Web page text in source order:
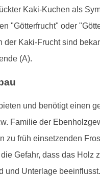
Kaki-Kuchen als
"Götterfrucht" oder
der Kaki-Frucht sind
(A).
und benötigt einen
Familie der
zu früh einsetzenden
Gefahr, dass das
und Unterlage